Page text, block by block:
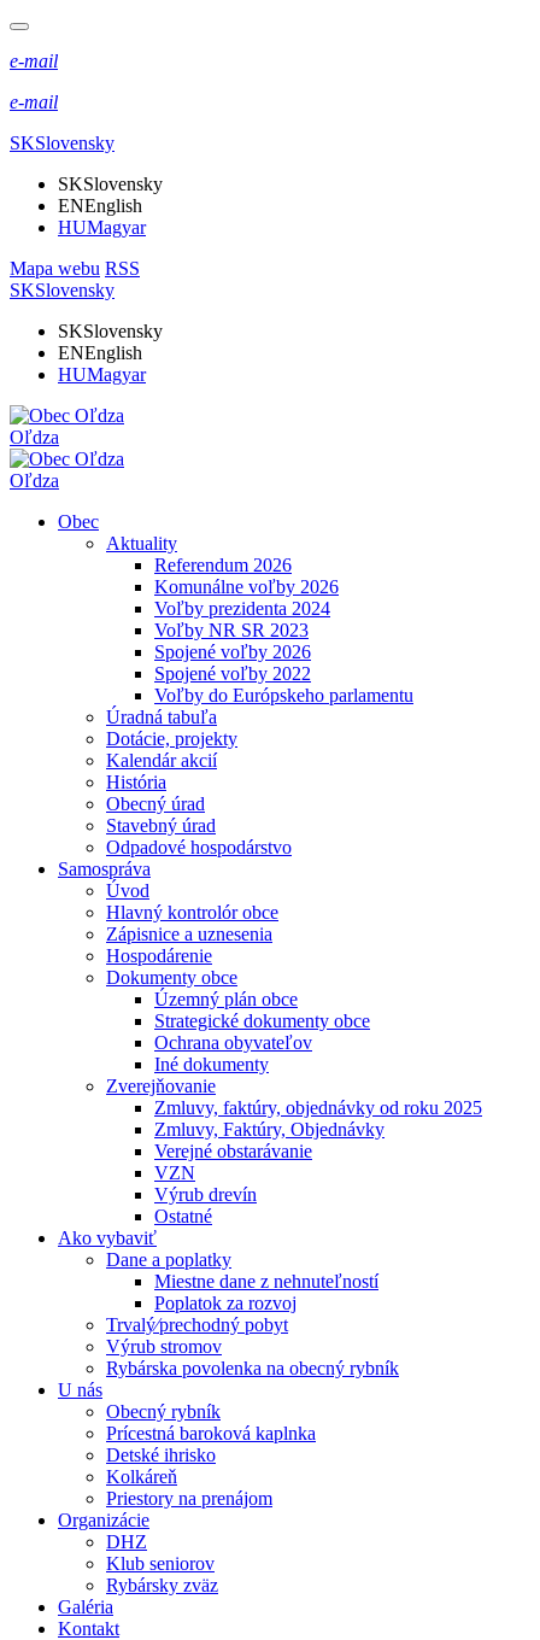
e-mail
e-mail
SKSlovensky
SKSlovensky
ENEnglish
HUMagyar
Mapa webu RSS
SKSlovensky
SKSlovensky
ENEnglish
HUMagyar
Oľdza
Oľdza
Obec
Aktuality
Referendum 2026
Komunálne voľby 2026
Voľby prezidenta 2024
Voľby NR SR 2023
Spojené voľby 2026
Spojené voľby 2022
Voľby do Európskeho parlamentu
Úradná tabuľa
Dotácie, projekty
Kalendár akcií
História
Obecný úrad
Stavebný úrad
Odpadové hospodárstvo
Samospráva
Úvod
Hlavný kontrolór obce
Zápisnice a uznesenia
Hospodárenie
Dokumenty obce
Územný plán obce
Strategické dokumenty obce
Ochrana obyvateľov
Iné dokumenty
Zverejňovanie
Zmluvy, faktúry, objednávky od roku 2025
Zmluvy, Faktúry, Objednávky
Verejné obstarávanie
VZN
Výrub drevín
Ostatné
Ako vybaviť
Dane a poplatky
Miestne dane z nehnuteľností
Poplatok za rozvoj
Trvalý⁄prechodný pobyt
Výrub stromov
Rybárska povolenka na obecný rybník
U nás
Obecný rybník
Prícestná baroková kaplnka
Detské ihrisko
Kolkáreň
Priestory na prenájom
Organizácie
DHZ
Klub seniorov
Rybársky zväz
Galéria
Kontakt